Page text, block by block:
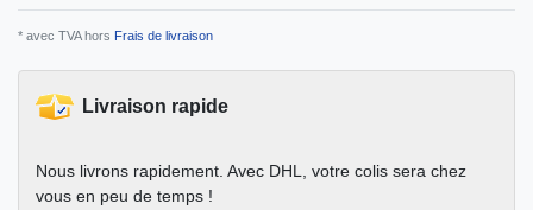
* avec TVA hors Frais de livraison
Livraison rapide
Nous livrons rapidement. Avec DHL, votre colis sera chez
vous en peu de temps !